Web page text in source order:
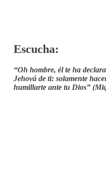
Escucha:
“Oh hombre, él te ha
Jehová de ti: solamente
humillarte ante tu Dios”